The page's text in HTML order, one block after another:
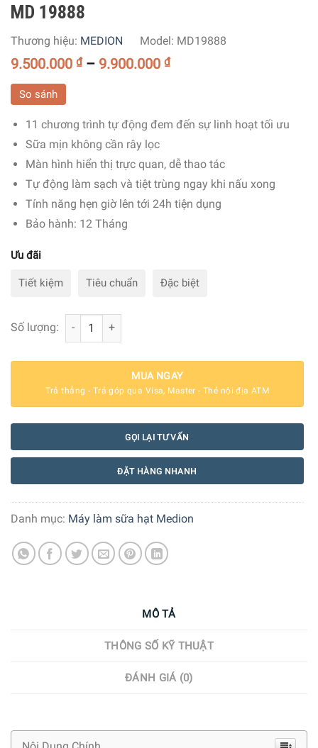
MD 19888
Thương hiệu: MEDION Model: MD19888
9.500.000 ₫– 9.900.000 ₫
So sánh
11 chương trình tự động đem đến sự linh hoạt tối ưu
Sữa mịn không cần rây lọc
Màn hình hiển thị trực quan, dễ thao tác
Tự động làm sạch và tiệt trùng ngay khi nấu xong
Tính năng hẹn giờ lên tới 24h tiện dụng
Bảo hành: 12 Tháng
Ưu đãi
Tiết kiệm Tiêu chuẩn Đặc biệt
Số lượng: Máy Xay Nấu Sữa Hạt Tự Động Medion MD 19888 số
MUA NGAY
Trả thẳng - Trả góp qua Visa, Master - Thẻ nội địa ATM
GỌI LẠI TƯ VẤN
ĐẶT HÀNG NHANH
Danh mục: Máy làm sữa hạt Medion
MÔ TẢ
THÔNG SỐ KỸ THUẬT
ĐÁNH GIÁ (0)